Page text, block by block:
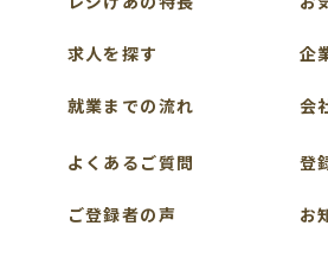
求人を探す
就業までの流れ
よくあるご質問
ご登録者の声
企
会
登
お